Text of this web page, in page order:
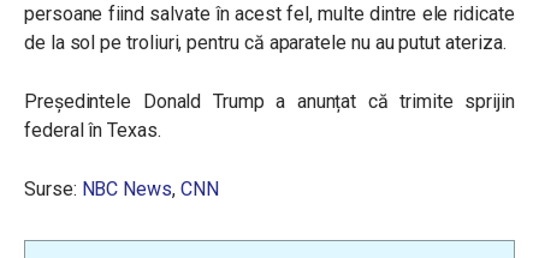
persoane fiind salvate în acest fel, multe dintre ele ridicate
de la sol pe troliuri, pentru că aparatele nu au putut ateriza.
Președintele Donald Trump a anunțat că trimite sprijin
federal în Texas.
Surse: NBC News, CNN